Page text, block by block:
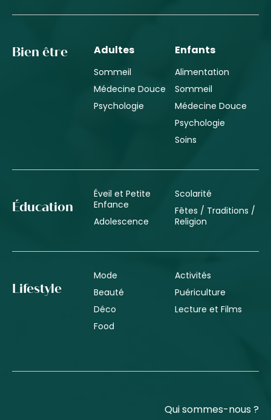
Bien être Adultes
Sommeil
Médecine Douce
Psychologie
Enfants
Alimentation
Sommeil
Médecine Douce
Psychologie
Soins
Éducation
Éveil et Petite
Enfance
Adolescence
Scolarité
Fêtes / Traditions /
Religion
Lifestyle
Mode
Beauté
Déco
Food
Activités
Puériculture
Lecture et Films
Qui sommes-nous ?